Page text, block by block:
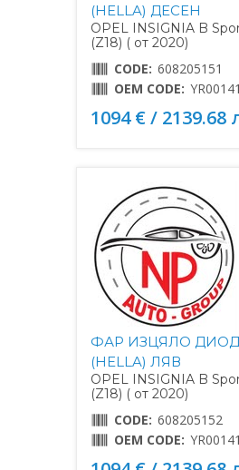
(HELLA) ДЕСЕН
OPEL INSIGNIA B
(Z18) ( от 2020)
CODE: 608205151
OEM CODE:
1094 € / 2139.68
ФАР ИЗЦЯЛО
(HELLA) ЛЯВ
OPEL INSIGNIA B
(Z18) ( от 2020)
CODE: 608205152
OEM CODE: